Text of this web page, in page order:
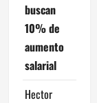
buscan
10% de
aumento
salarial
Hector